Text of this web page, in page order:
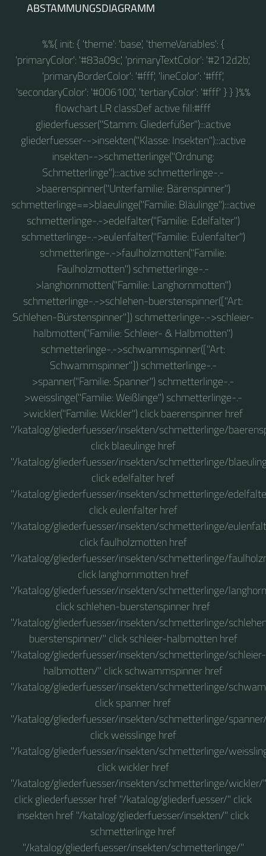
ABSTAMMUNGSDIAGRAMM
%%{ init: { 'theme': 'base', 'themeVariables': {
'primaryColor': '#83a09c', 'primaryTextColor': '#212d2b',
'primaryBorderColor': '#fff', 'lineColor': '#fff',
'secondaryColor': '#006100', 'tertiaryColor': '#fff' } } }%%
flowchart LR classDef active fill:#fff
gliederfuesser("Stamm: Gliederfüßer"):::active
gliederfuesser-->insekten("Klasse: Insekten"):::active
insekten-->schmetterlinge("Ordnung:
Schmetterlinge"):::active schmetterlinge-.-
>baerenspinner("Unterfamilie: Bärenspinner")
schmetterlinge==>blaeulinge("Familie: Bläulinge"):::active
schmetterlinge-.->edelfalter("Familie: Edelfalter")
schmetterlinge-.->eulenfalter("Familie: Eulenfalter")
schmetterlinge-.->faulholzmotten("Familie:
Faulholzmotten") schmetterlinge-.-
>langhornmotten("Familie: Langhornmotten")
schmetterlinge-.->schlehen-buerstenspinner(["Art:
Schlehen-Bürstenspinner"]) schmetterlinge-.->schleier-
halbmotten("Familie: Schleier- & Halbmotten")
schmetterlinge-.->schwammspinner(["Art:
Schwammspinner"]) schmetterlinge-.-
>spanner("Familie: Spanner") schmetterlinge-.-
>weisslinge("Familie: Weißlinge") schmetterlinge-.-
>wickler("Familie: Wickler") click baerenspinner href
"/katalog/gliederfuesser/insekten/schmetterlinge/
click blaeulinge href
"/katalog/gliederfuesser/insekten/schmetterlinge/
click edelfalter href
"/katalog/gliederfuesser/insekten/schmetterlinge/
click eulenfalter href
"/katalog/gliederfuesser/insekten/schmetterlinge/
click faulholzmotten href
"/katalog/gliederfuesser/insekten/schmetterlinge/
click langhornmotten href
"/katalog/gliederfuesser/insekten/schmetterlinge/
click schlehen-buerstenspinner href
"/katalog/gliederfuesser/insekten/schmetterlinge/
buerstenspinner/" click schleier-halbmotten href
"/katalog/gliederfuesser/insekten/schmetterlinge/schleier-
halbmotten/" click schwammspinner href
"/katalog/gliederfuesser/insekten/schmetterlinge/
click spanner href
"/katalog/gliederfuesser/insekten/schmetterlinge/
click weisslinge href
"/katalog/gliederfuesser/insekten/schmetterlinge/
click wickler href
"/katalog/gliederfuesser/insekten/schmetterlinge/wickler/"
click gliederfuesser href "/katalog/gliederfuesser/" click
insekten href "/katalog/gliederfuesser/insekten/" click
schmetterlinge href
"/katalog/gliederfuesser/insekten/schmetterlinge/"